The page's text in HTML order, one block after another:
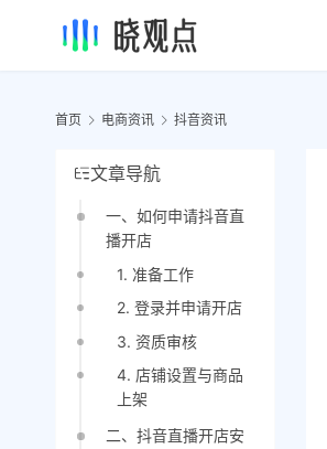
首页 电商资讯 抖音资讯
文章导航
一、如何申请抖音直
播开店
1. 准备工作
2. 登录并申请开店
3. 资质审核
4. 店铺设置与商品
上架
二、抖音直播开店安